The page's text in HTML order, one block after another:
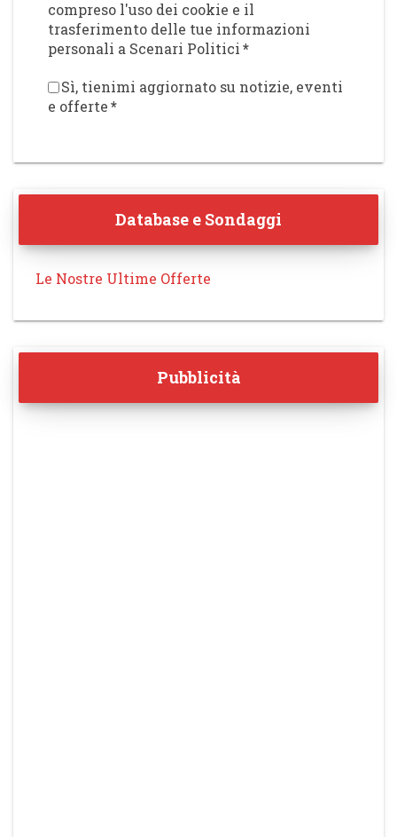
compreso l'uso dei cookie e il
trasferimento delle tue informazioni
personali a Scenari Politici*
Sì, tienimi aggiornato su notizie, eventi
e offerte*
Database e Sondaggi
Le Nostre Ultime Offerte
Pubblicità